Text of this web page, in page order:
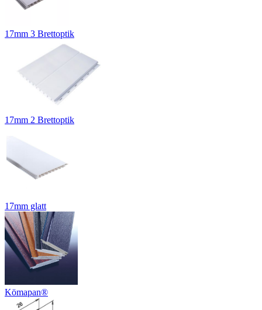
17mm 3 Brettoptik
17mm 2 Brettoptik
17mm glatt
Kömapan®